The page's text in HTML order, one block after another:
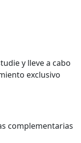
y lleve a cabo
exclusivo
complementarias